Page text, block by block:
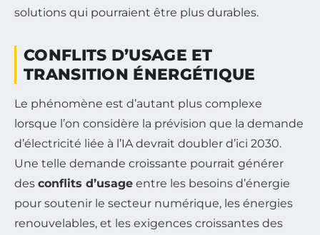
solutions qui pourraient être plus durables.
CONFLITS D’USAGE ET
TRANSITION ÉNERGÉTIQUE
Le phénomène est d’autant plus complexe
lorsque l’on considère la prévision que la demande
d’électricité liée à l’IA devrait doubler d’ici 2030.
Une telle demande croissante pourrait générer
des conflits d’usage entre les besoins d’énergie
pour soutenir le secteur numérique, les énergies
renouvelables, et les exigences croissantes des